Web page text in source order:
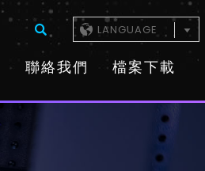
LANGUAGE
聯絡我們 檔案下載